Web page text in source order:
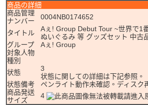
商品の詳細
商品管理
ナンバー
0004NB0174652
タイトル
Aぇ! Group Debut Tour ~世界で1
ぬいぐるみ 等 グッズセット 中古
グループ
Aぇ! Group
対象人物
種別
状態
3
状態に関しての詳細は下記参照。
状態備考
ペンライト動作未確認。ディスク
商品発送
サイズ
4